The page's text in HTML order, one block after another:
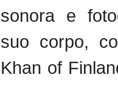
sonora e
suo corpo,
Khan of